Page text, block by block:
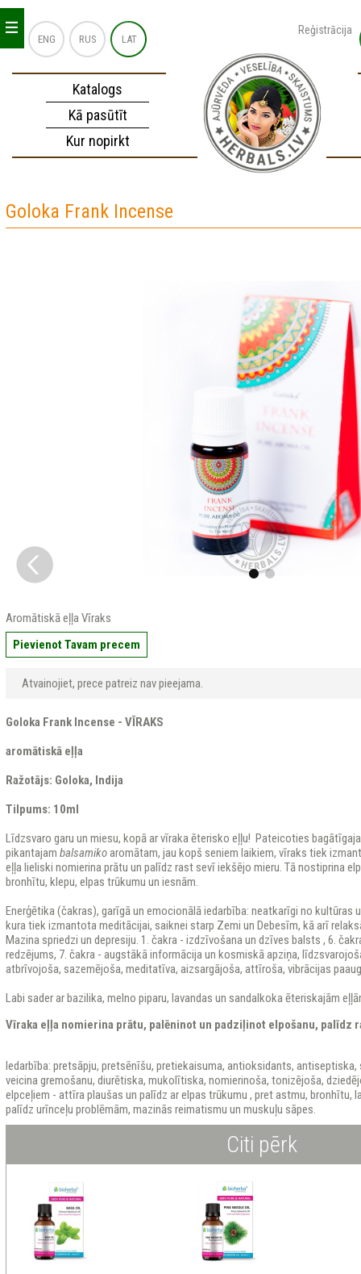
ENG RUS LAT
Reģistrācija
Katalogs
Kā pasūtīt
Kur nopirkt
_
_
_
Goloka Frank Incense
Aromātiskā eļļa Vīraks
Pievienot Tavam precem
Atvainojiet, prece patreiz nav pieejama.
Goloka Frank Incense - VĪRAKS
aromātiskā eļļa
Ražotājs: Goloka, Indija
Tilpums: 10ml
Līdzsvaro garu un miesu, kopā ar vīraka ēterisko eļļu! Pateicoties
pikantajam balsamikoaromātam, jau kopš seniem laikiem, vīraks tiek
eļļa lieliski nomierina prātu un palīdz rast sevī iekšējo mieru. Tā nostiprina
bronhītu, klepu, elpas trūkumu un iesnām.
Enerģētika (čakras), garīgā un emocionālā iedarbība: neatkarīgi no kultūras
kura tiek izmantota meditācijai, saiknei starp Zemi un Debesīm, kā arī
Mazina spriedzi un depresiju. 1. čakra - izdzīvošana un dzīves balsts , 6.
redzējums, 7. čakra - augstākā informācija un kosmiskā apziņa,
atbrīvojoša, sazemējoša, meditatīva, aizsargājoša, attīroša, vibrācijas
Labi sader ar bazilika, melno piparu, lavandas un sandalkoka ēteriskajām
Vīraka eļļa nomierina prātu, palēninot un padziļinot elpošanu, palīdz
Iedarbība: pretsāpju, pretsēnīšu, pretiekaisuma, antioksidants,
veicina gremošanu, diurētiska, mukolītiska, nomierinoša, tonizējoša,
elpceļiem - attīra plaušas un palīdz ar elpas trūkumu , pret astmu, bronhītu,
palīdz urīnceļu problēmām, mazinās reimatismu un muskuļu sāpes.
Citi pērk